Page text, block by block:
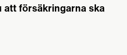
att försäkringarna ska